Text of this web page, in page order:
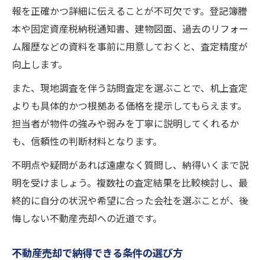
報を正確かつ詳細に伝えることが不可欠です。登記簿謄
本や固定資産税納税通知書、建物図面、過去のリフォー
ム履歴などの資料を事前に用意しておくと、査定精度が
向上します。
また、現地調査を伴う訪問査定を選ぶことで、机上査定
よりも具体的かつ根拠ある価格を提示してもらえます。
担当者が物件の強みや弱みを丁寧に説明してくれるか
も、信頼性の判断材料となります。
不明点や疑問があれば遠慮なく質問し、納得いくまで説
明を受けましょう。複数社の査定結果を比較検討し、最
終的に自分の状況や希望に合った会社を選ぶことが、後
悔しない不動産売却への近道です。
不動産売却で納得できる条件の選び方